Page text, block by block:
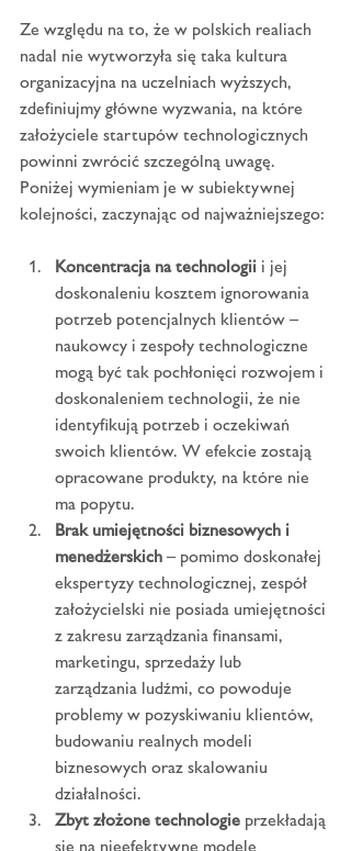
Ze względu na to, że w polskich realiach
nadal nie wytworzyła się taka kultura
organizacyjna na uczelniach wyższych,
zdefiniujmy główne wyzwania, na które
założyciele startupów technologicznych
powinni zwrócić szczególną uwagę.
Poniżej wymieniam je w subiektywnej
kolejności, zaczynając od najważniejszego:
Koncentracja na technologii i jej
doskonaleniu kosztem ignorowania
potrzeb potencjalnych klientów –
naukowcy i zespoły technologiczne
mogą być tak pochłonięci rozwojem i
doskonaleniem technologii, że nie
identyfikują potrzeb i oczekiwań
swoich klientów. W efekcie zostają
opracowane produkty, na które nie
ma popytu.
Brak umiejętności biznesowych i
menedżerskich – pomimo doskonałej
ekspertyzy technologicznej, zespół
założycielski nie posiada umiejętności
z zakresu zarządzania finansami,
marketingu, sprzedaży lub
zarządzania ludźmi, co powoduje
problemy w pozyskiwaniu klientów,
budowaniu realnych modeli
biznesowych oraz skalowaniu
działalności.
Zbyt złożone technologie przekładają
się na nieefektywne modele